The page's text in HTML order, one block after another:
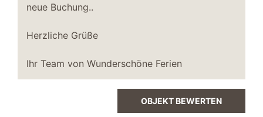
neue Buchung..
Herzliche Grüße
Ihr Team von Wunderschöne Ferien
OBJEKT BEWERTEN